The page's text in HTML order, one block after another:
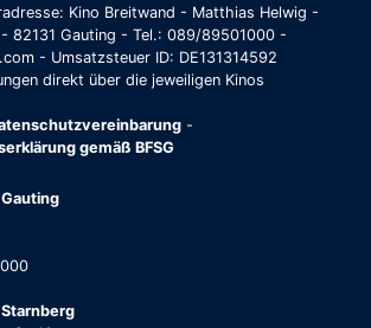
Kino Breitwand - Matthias Helwig -
82131 Gauting - Tel.: 089/89501000 -
- Umsatzsteuer ID: DE131314592
direkt über die jeweiligen Kinos
-
gemäß BFSG